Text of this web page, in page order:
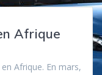
Afrique
Afrique. En mars,